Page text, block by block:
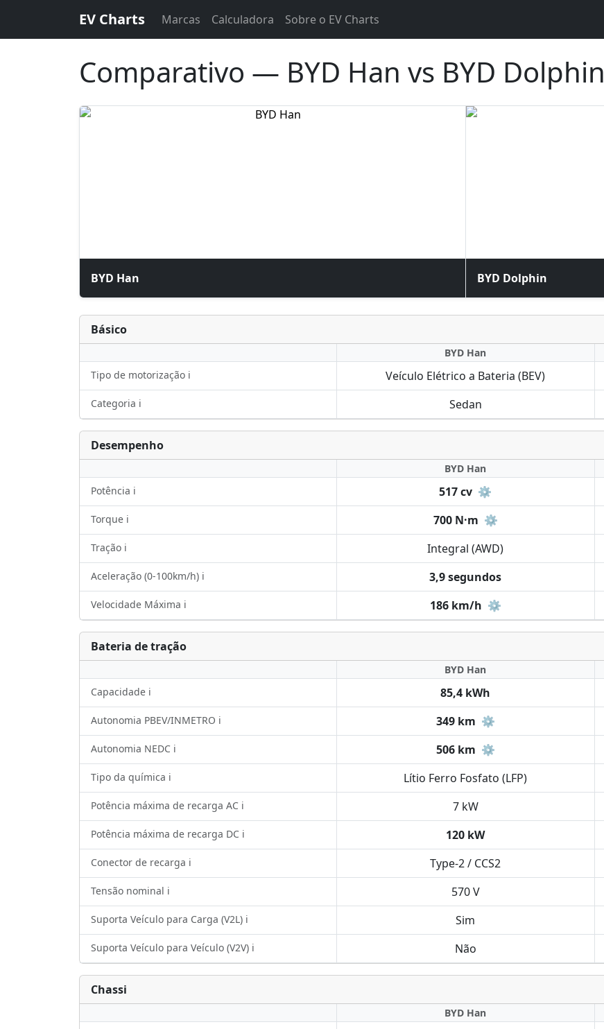
EV Charts Marcas Calculadora Sobre o EV Charts
Comparativo — BYD Han vs BYD Dolphin
BYD Han BYD Dolphin
Básico
BYD Han
Tipo de motorização ℹ️
Veículo Elétrico a Bateria (BEV)
Categoria ℹ️ Sedan
Desempenho
BYD Han
Potência ℹ️
517 cv ⚙️
Torque ℹ️ 700 N·m ⚙️
Tração ℹ️ Integral (AWD)
Aceleração (0-100km/h) ℹ️ 3,9 segundos
Velocidade Máxima ℹ️ 186 km/h ⚙️
Bateria de tração
BYD Han
Capacidade ℹ️
85,4 kWh
Autonomia PBEV/INMETRO ℹ️ 349 km ⚙️
Autonomia NEDC ℹ️ 506 km ⚙️
Tipo da química ℹ️ Lítio Ferro Fosfato (LFP)
Potência máxima de recarga AC ℹ️ 7 kW
Potência máxima de recarga DC ℹ️ 120 kW
Conector de recarga ℹ️ Type-2 / CCS2
Tensão nominal ℹ️ 570 V
Suporta Veículo para Carga (V2L) ℹ️ Sim
Suporta Veículo para Veículo (V2V) ℹ️ Não
Chassi
BYD Han